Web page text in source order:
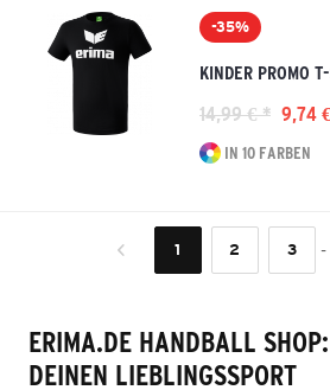
-35%
KINDER PROMO
14,99 € * 9,74
IN 10 FARBEN
1 2 3 -
ERIMA.DE HANDBALL
DEINEN LIEBLINGSSPORT